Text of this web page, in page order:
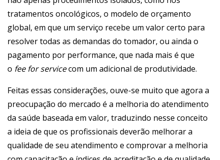
tratamentos oncológicos, o modelo de orçamento
global, em que um serviço recebe um valor certo para
resolver todas as demandas do tomador, ou ainda o
pagamento por performance, que nada mais é que
o fee for servicecom um adicional de produtividade.
Feitas essas considerações, ouve-se muito que agora a
preocupação do mercado é a melhoria do atendimento
da saúde baseada em valor, traduzindo nesse conceito
a ideia de que os profissionais deverão melhorar a
qualidade de seu atendimento e comprovar a melhoria